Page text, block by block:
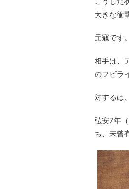
大きな衝
元寇です。
相手は、
のフビラ
対するは
弘安7年
ち、未曾